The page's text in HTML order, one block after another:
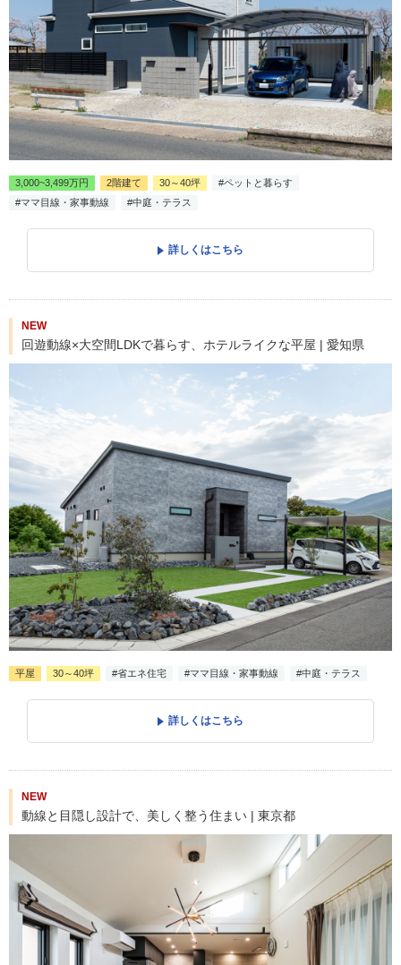
3,000~3,499万円 2階建て 30～40坪
#ペットと暮らす
#ママ目線・家事動線
#中庭・テラス
詳しくはこちら
NEW
回遊動線×大空間LDKで暮らす、ホテルライクな平屋 | 愛知県
平屋 30～40坪 #省エネ住宅 #ママ目線・家事動線 #中庭・テラス
詳しくはこちら
NEW
動線と目隠し設計で、美しく整う住まい | 東京都